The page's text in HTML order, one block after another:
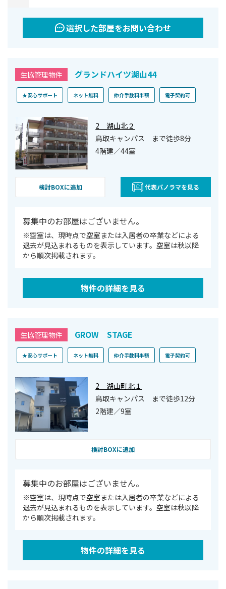
選択した部屋をお問い合わせ
生協管理物件 グランドハイツ湖山44
★安心サポート ネット無料 仲介手数料半額 電子契約可
2 湖山北２
鳥取キャンパス まで徒歩8分
4階建／44室
検討BOXに追加 代表パノラマを見る
募集中のお部屋はございません。
※空室は、現時点で空室または⼊居者の卒業などによる
退去が⾒込まれるものを表⽰しています。空室は秋以降
から順次掲載されます。
物件の詳細を見る
生協管理物件 GROW STAGE
★安心サポート ネット無料 仲介手数料半額 電子契約可
2 湖山町北１
鳥取キャンパス まで徒歩12分
2階建／9室
検討BOXに追加
募集中のお部屋はございません。
※空室は、現時点で空室または⼊居者の卒業などによる
退去が⾒込まれるものを表⽰しています。空室は秋以降
から順次掲載されます。
物件の詳細を見る